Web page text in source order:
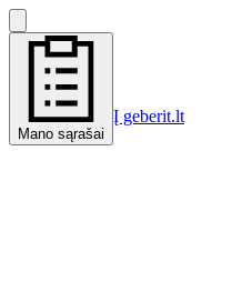
Mano sąrašai
Į geberit.lt